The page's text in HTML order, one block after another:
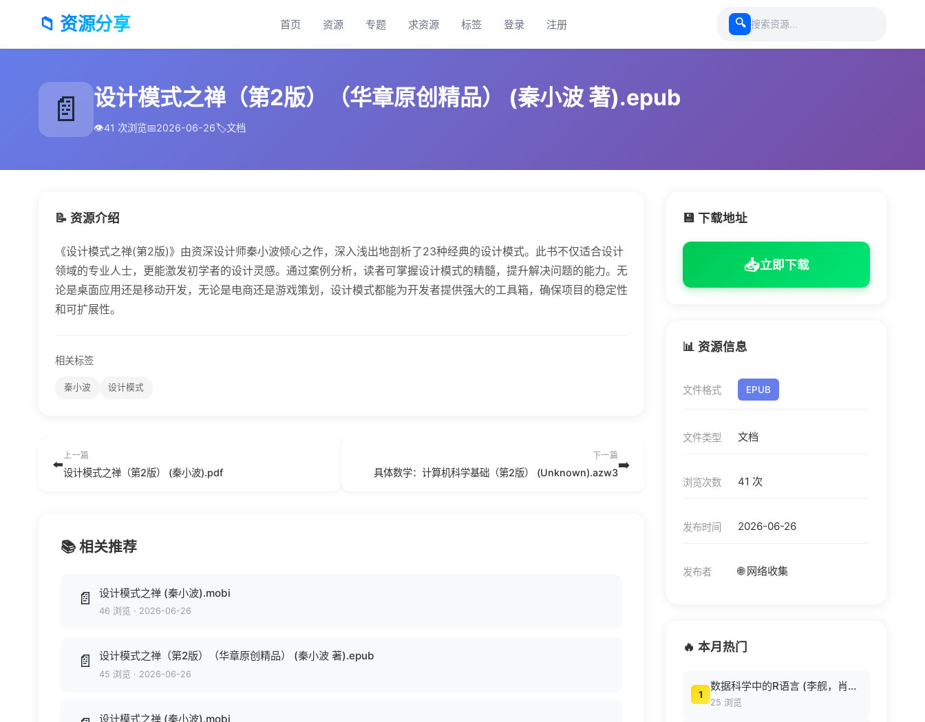
📁 资源分享 首页 资源 专题 求资源 标签 登录 注册 🔍
📄 设计模式之禅（第2版）（华章原创精品） (秦小波 著).epub
👁️41 次浏览📅2026-06-26🏷️文档
📝 资源介绍
《设计模式之禅(第2版)》由资深设计师秦小波倾心之作，深入浅出地剖析了23种经典的设计模式。此书不仅适合设计
领域的专业人士，更能激发初学者的设计灵感。通过案例分析，读者可掌握设计模式的精髓，提升解决问题的能力。无
论是桌面应用还是移动开发，无论是电商还是游戏策划，设计模式都能为开发者提供强大的工具箱，确保项目的稳定性
和可扩展性。
相关标签
秦小波 设计模式
⬅️
上一篇
设计模式之禅（第2版） (秦小波).pdf
下一篇
具体数学：计算机科学基础（第2版） (Unknown).azw3➡️
📚 相关推荐
📄 设计模式之禅 (秦小波).mobi
46 浏览 · 2026-06-26
📄 设计模式之禅（第2版）（华章原创精品） (秦小波 著).epub
45 浏览 · 2026-06-26
设计模式之禅 (秦小波).mobi
💾 下载地址
📥立即下载
📊 资源信息
文件格式 EPUB
文件类型 文档
浏览次数 41 次
发布时间 2026-06-26
发布者 🌐 网络收集
🔥 本月热门
1
数据科学中的R语言 (李舰，肖凯著, 李舰，肖凯著；吴喜之审校, Pdg2Pic).pdf
25 浏览